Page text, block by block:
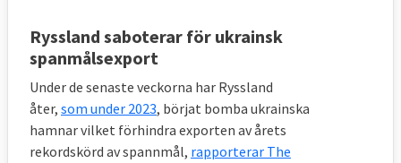
Ryssland saboterar för ukrainsk
spanmålsexport
Under de senaste veckorna har Ryssland
åter, som under 2023, börjat bomba ukrainska
hamnar vilket förhindra exporten av årets
rekordskörd av spannmål, rapporterar The